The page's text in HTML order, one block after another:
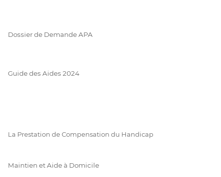
Dossier de Demande APA
Guide des Aides 2024
La Prestation de Compensation du Handicap
Maintien et Aide à Domicile